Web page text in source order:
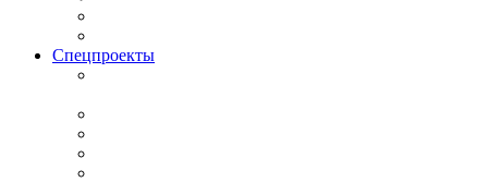
Спецпроекты